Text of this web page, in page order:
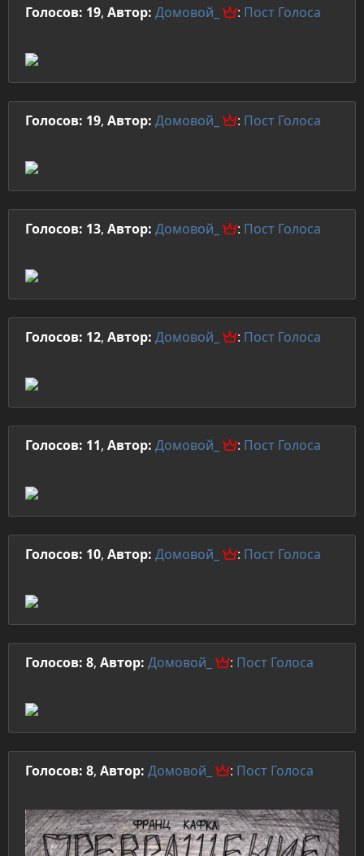
Голосов: 19, Автор: Домовой_ : Пост Голоса
Голосов: 19, Автор: Домовой_ : Пост Голоса
Голосов: 13, Автор: Домовой_ : Пост Голоса
Голосов: 12, Автор: Домовой_ : Пост Голоса
Голосов: 11, Автор: Домовой_ : Пост Голоса
Голосов: 10, Автор: Домовой_ : Пост Голоса
Голосов: 8, Автор: Домовой_ : Пост Голоса
Голосов: 8, Автор: Домовой_ : Пост Голоса